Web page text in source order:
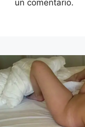
un comentario.